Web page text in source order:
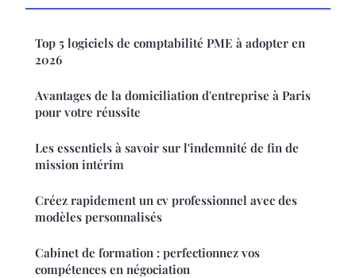
Top 5 logiciels de comptabilité PME à adopter en
2026
Avantages de la domiciliation d'entreprise à Paris
pour votre réussite
Les essentiels à savoir sur l'indemnité de fin de
mission intérim
Créez rapidement un cv professionnel avec des
modèles personnalisés
Cabinet de formation : perfectionnez vos
compétences en négociation